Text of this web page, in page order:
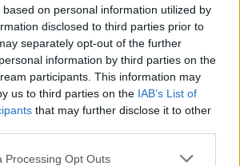
on personal information utilized by
disclosed to third parties prior to
separately opt-out of the further
information by third parties on the
participants. This information may
us to third parties on the IAB’s List of
that may further disclose it to other
Processing Opt Outs